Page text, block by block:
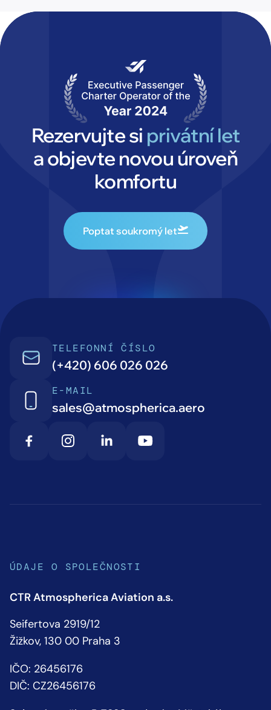
Rezervujte si privátní let
a objevte novou úroveň
komfortu
Poptat soukromý let
TELEFONNÍ ČÍSLO
(+420) 606 026 026
E-MAIL
sales@atmospherica.aero
ÚDAJE O SPOLEČNOSTI
CTR Atmospherica Aviation a.s.
Seifertova 2919/12
Žižkov, 130 00 Praha 3
IČO: 26456176
DIČ: CZ26456176